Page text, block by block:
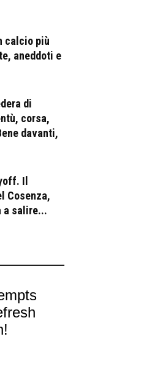
calcio più
aneddoti e
di
corsa,
davanti,
Il
Cosenza,
a salire...